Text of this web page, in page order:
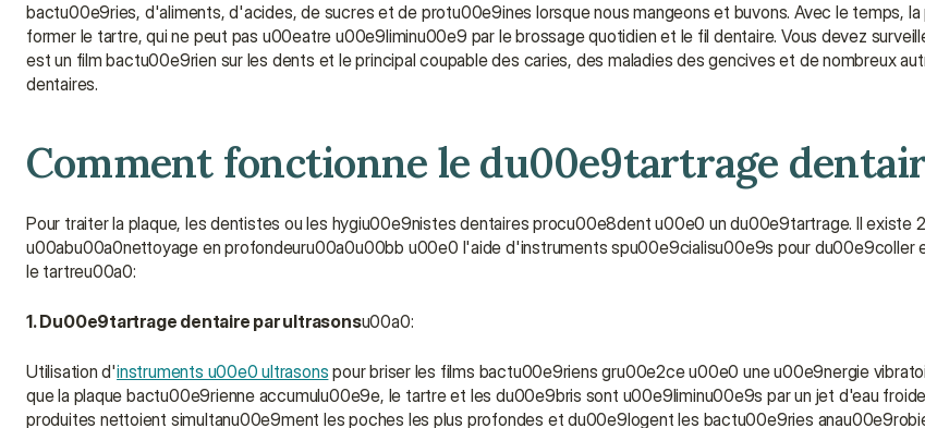
bactu00e9ries, d'aliments, d'acides, de sucres et de protu00e9ines lorsque nous mangeons et buvons. Avec le temps, la
former le tartre, qui ne peut pas u00eatre u00e9liminu00e9 par le brossage quotidien et le fil dentaire. Vous devez
est un film bactu00e9rien sur les dents et le principal coupable des caries, des maladies des gencives et de nombreux
dentaires.
Comment fonctionne le du00e9tartrage
Pour traiter la plaque, les dentistes ou les hygiu00e9nistes dentaires procu00e8dent u00e0 un du00e9tartrage. Il existe
u00abu00a0nettoyage en profondeuru00a0u00bb u00e0 l'aide d'instruments spu00e9cialisu00e9s pour du00e9coller
le tartreu00a0:
1. Du00e9tartrage dentaire par ultrasonsu00a0:
Utilisation d'instruments u00e0 ultrasons pour briser les films bactu00e9riens gru00e2ce u00e0 une u00e9nergie
que la plaque bactu00e9rienne accumulu00e9e, le tartre et les du00e9bris sont u00e9liminu00e9s par un jet d'eau
produites nettoient simultanu00e9ment les poches les plus profondes et du00e9logent les bactu00e9ries